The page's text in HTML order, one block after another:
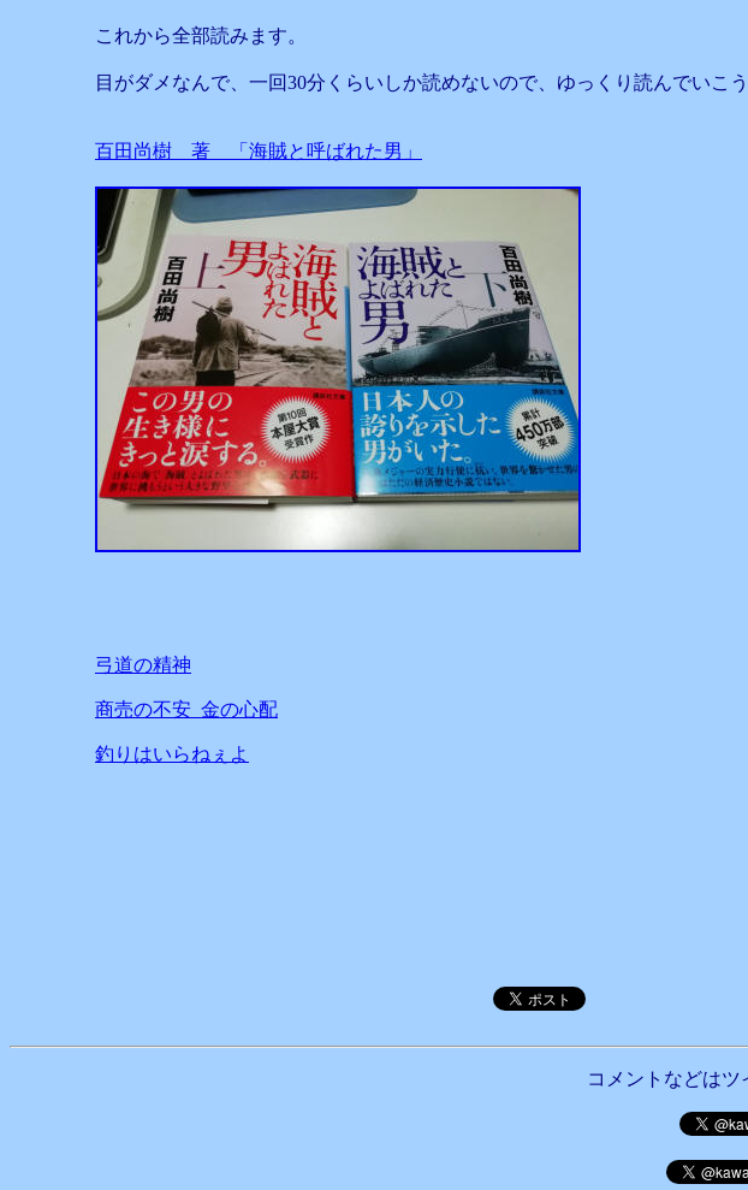
これから全部読みます。
目がダメなんで、一回30分くらいしか読めないので、ゆっくり読んでいこう
百田尚樹 著 「海賊と呼ばれた男」
弓道の精神
商売の不安 金の心配
釣りはいらねぇよ
コメントなどは